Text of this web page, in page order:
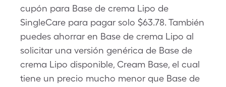
cupón para Base de crema Lipo de
SingleCare para pagar solo $63.78. También
puedes ahorrar en Base de crema Lipo al
solicitar una versión genérica de Base de
crema Lipo disponible, Cream Base, el cual
tiene un precio mucho menor que Base de